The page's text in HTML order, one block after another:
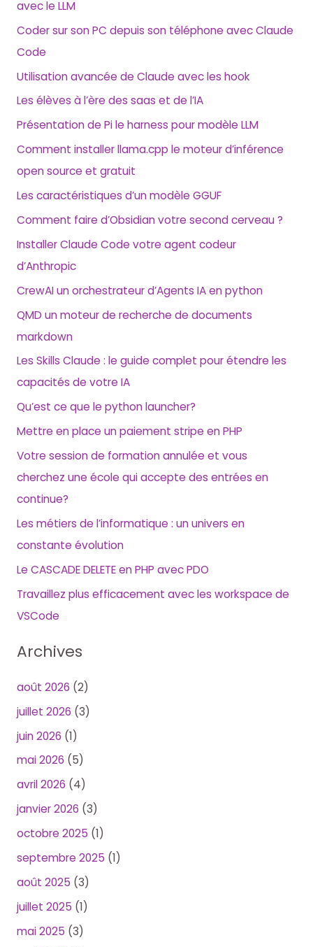
:
avec le LLM
Coder sur son PC depuis son téléphone avec Claude
Code
Utilisation avancée de Claude avec les hook
Les élèves à l’ère des saas et de l’IA
Présentation de Pi le harness pour modèle LLM
Comment installer llama.cpp le moteur d’inférence
open source et gratuit
Les caractéristiques d’un modèle GGUF
Comment faire d’Obsidian votre second cerveau ?
Installer Claude Code votre agent codeur
d’Anthropic
CrewAI un orchestrateur d’Agents IA en python
QMD un moteur de recherche de documents
markdown
Les Skills Claude : le guide complet pour étendre les
capacités de votre IA
Qu’est ce que le python launcher?
Mettre en place un paiement stripe en PHP
Votre session de formation annulée et vous
cherchez une école qui accepte des entrées en
continue?
Les métiers de l’informatique : un univers en
constante évolution
Le CASCADE DELETE en PHP avec PDO
Travaillez plus efficacement avec les workspace de
VSCode
Archives
août 2026 (2)
juillet 2026 (3)
juin 2026 (1)
mai 2026 (5)
avril 2026 (4)
janvier 2026 (3)
octobre 2025 (1)
septembre 2025 (1)
août 2025 (3)
juillet 2025 (1)
mai 2025 (3)